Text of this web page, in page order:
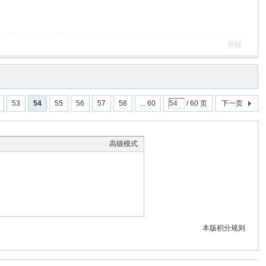
举报
53 54 55 56 57 58 ... 60 / 60 页 下一页
高级模式
本版积分规则